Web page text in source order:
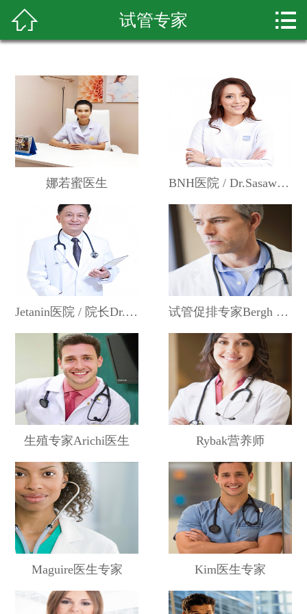
试管案例
试管资讯
泰国试管
国外试管
助孕资讯
试管医院
关于助孕
联系助孕
 试管专家 
娜若蜜医生 BNH医院 / Dr.Sasawimol简医生
Jetanin医院 / 院长Dr.JA 试管促排专家Bergh 医生
生殖专家Arichi医生 Rybak营养师
Maguire医生专家 Kim医生专家